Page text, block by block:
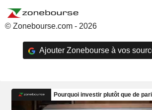
© Zonebourse.com - 2026
Ajouter Zonebourse à vos